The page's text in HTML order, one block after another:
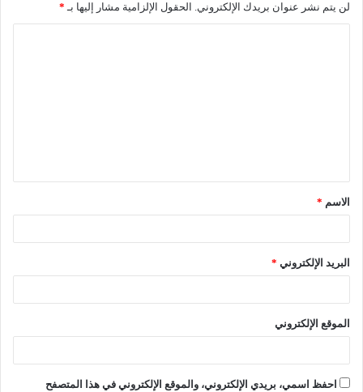
لن يتم نشر عنوان بريدك الإلكتروني. الحقول الإلزامية مشار إليها بـ *
الاسم *
البريد الإلكتروني *
الموقع الإلكتروني
احفظ اسمي، بريدي الإلكتروني، والموقع الإلكتروني في هذا المتصفح